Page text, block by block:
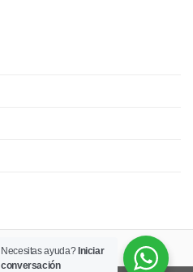
Necesitas ayuda? Iniciar
conversación